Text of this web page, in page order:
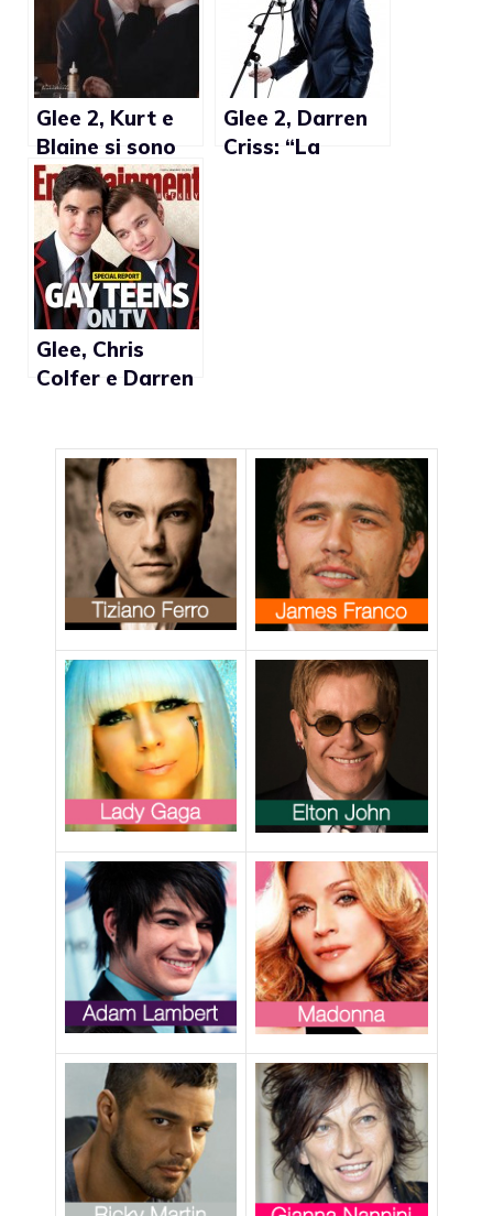
Glee 2, Kurt e
Blaine si sono
baciati (video)
Glee 2, Darren
Criss: “La
Glee, Chris
Colfer e Darren
Entertainment
Weekly